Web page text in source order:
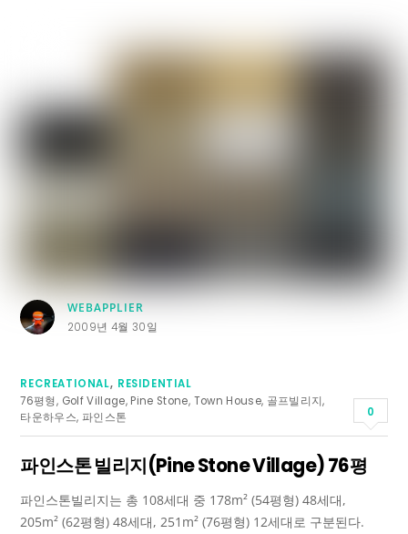
WEBAPPLIER
2009년 4월 30일
RECREATIONAL, RESIDENTIAL
76평형, Golf Village, Pine Stone, Town House, 골프빌리지,
타운하우스, 파인스톤 0
파인스톤 빌리지(Pine Stone Village) 76평
파인스톤빌리지는 총 108세대 중 178m² (54평형) 48세대,
205m² (62평형) 48세대, 251m² (76평형) 12세대로 구분된다.